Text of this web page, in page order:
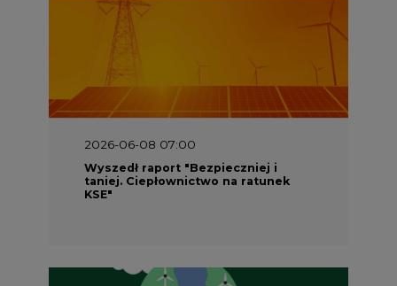
2026-06-08 07:00
Wyszedł raport "Bezpieczniej i
taniej. Ciepłownictwo na ratunek
KSE"